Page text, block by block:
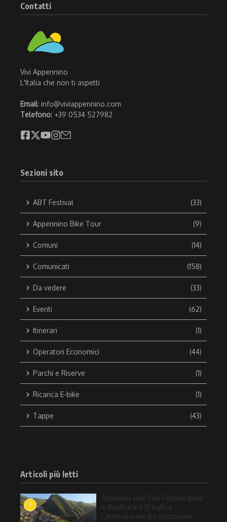
Contatti
Vivi Appennino
L'Italia che non ti aspetti
Email: info@viviappennino.com
Telefono: +39 0534 527982
Sezioni sito
ABT Festival (33)
Appennino Bike Tour (9)
Comuni (14)
Comunicati (158)
Da vedere (33)
Eventi (62)
Itinerari (1)
Operatori Economici (44)
Parchi e Riserve (1)
Ricarica E-bike (1)
Tappe (43)
Articoli più letti
1
Appennino Bike Tour Festival arriva
in Basilicata: il 12 luglio a
Castelsaraceno tra cicloturismo,